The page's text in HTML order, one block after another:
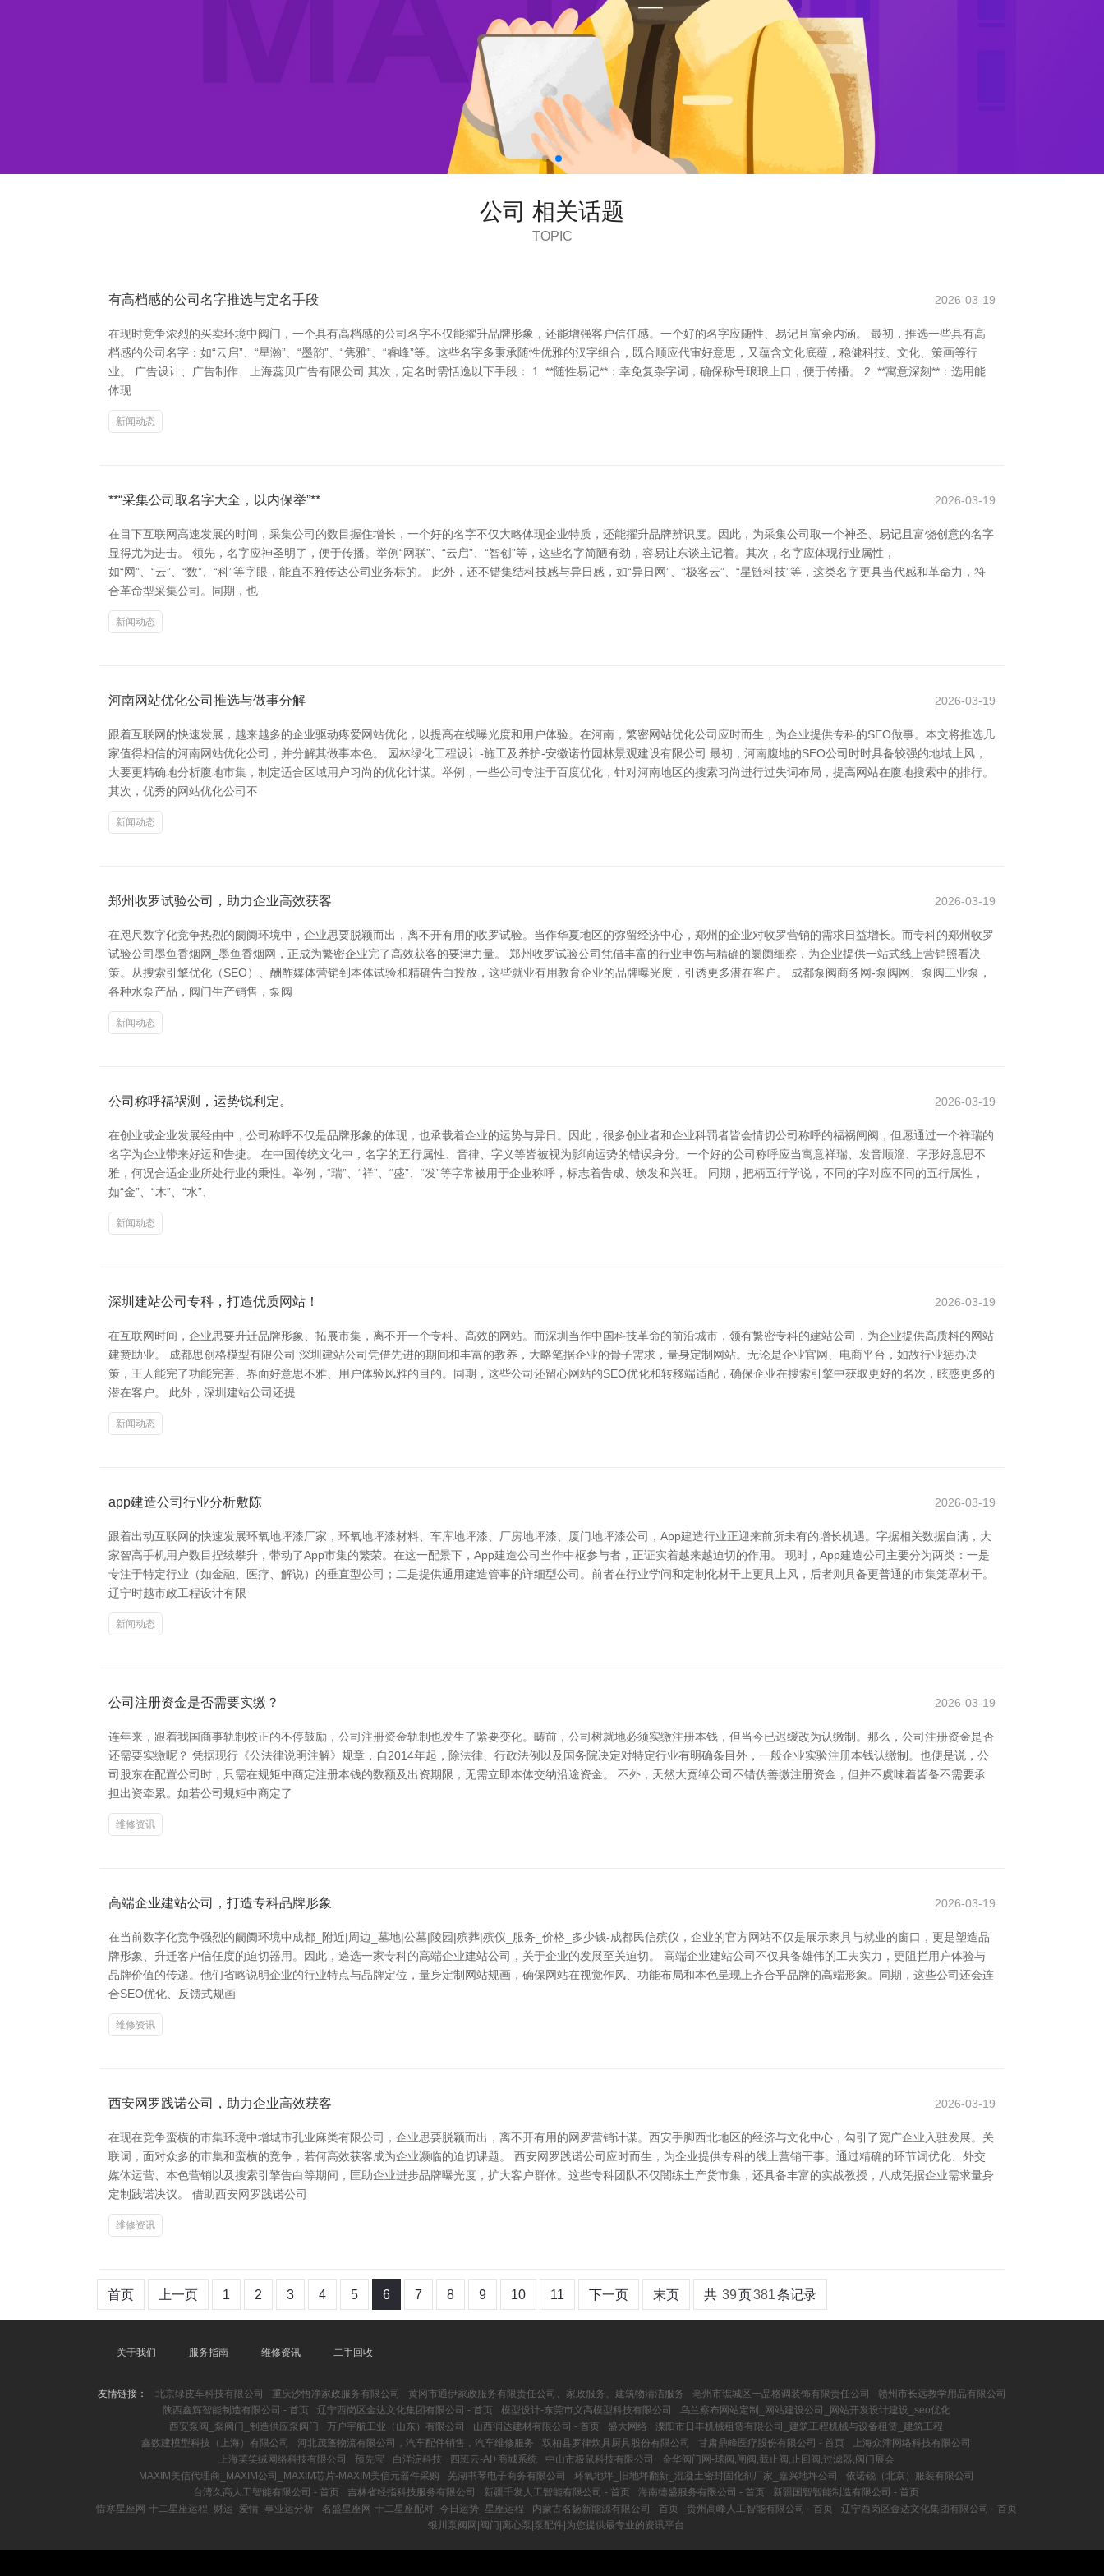
公司 相关话题
TOPIC
有高档感的公司名字推选与定名手段 2026-03-19
在现时竞争浓烈的买卖环境中阀门，一个具有高档感的公司名字不仅能擢升品牌形象，还能增强客户信任感。一个好的名字应随性、易记且富余内涵。 最初，推选一些具有高
档感的公司名字：如“云启”、“星瀚”、“墨韵”、“隽雅”、“睿峰”等。这些名字多秉承随性优雅的汉字组合，既合顺应代审好意思，又蕴含文化底蕴，稳健科技、文化、策画等行
业。 广告设计、广告制作、上海蕊贝广告有限公司 其次，定名时需恬逸以下手段： 1. **随性易记**：幸免复杂字词，确保称号琅琅上口，便于传播。 2. **寓意深刻**：选用能
体现
新闻动态
**“采集公司取名字大全，以内保举”** 2026-03-19
在目下互联网高速发展的时间，采集公司的数目握住增长，一个好的名字不仅大略体现企业特质，还能擢升品牌辨识度。因此，为采集公司取一个神圣、易记且富饶创意的名字
显得尤为进击。 领先，名字应神圣明了，便于传播。举例“网联”、“云启”、“智创”等，这些名字简陋有劲，容易让东谈主记着。其次，名字应体现行业属性，
如“网”、“云”、“数”、“科”等字眼，能直不雅传达公司业务标的。 此外，还不错集结科技感与异日感，如“异日网”、“极客云”、“星链科技”等，这类名字更具当代感和革命力，符
合革命型采集公司。同期，也
新闻动态
河南网站优化公司推选与做事分解 2026-03-19
跟着互联网的快速发展，越来越多的企业驱动疼爱网站优化，以提高在线曝光度和用户体验。在河南，繁密网站优化公司应时而生，为企业提供专科的SEO做事。本文将推选几
家值得相信的河南网站优化公司，并分解其做事本色。 园林绿化工程设计-施工及养护-安徽诺竹园林景观建设有限公司 最初，河南腹地的SEO公司时时具备较强的地域上风，
大要更精确地分析腹地市集，制定适合区域用户习尚的优化计谋。举例，一些公司专注于百度优化，针对河南地区的搜索习尚进行过失词布局，提高网站在腹地搜索中的排行。
其次，优秀的网站优化公司不
新闻动态
郑州收罗试验公司，助力企业高效获客 2026-03-19
在咫尺数字化竞争热烈的阛阓环境中，企业思要脱颖而出，离不开有用的收罗试验。当作华夏地区的弥留经济中心，郑州的企业对收罗营销的需求日益增长。而专科的郑州收罗
试验公司墨鱼香烟网_墨鱼香烟网，正成为繁密企业完了高效获客的要津力量。 郑州收罗试验公司凭借丰富的行业申饬与精确的阛阓细察，为企业提供一站式线上营销照看决
策。从搜索引擎优化（SEO）、酬酢媒体营销到本体试验和精确告白投放，这些就业有用教育企业的品牌曝光度，引诱更多潜在客户。 成都泵阀商务网-泵阀网、泵阀工业泵，
各种水泵产品，阀门生产销售，泵阀
新闻动态
公司称呼福祸测，运势锐利定。 2026-03-19
在创业或企业发展经由中，公司称呼不仅是品牌形象的体现，也承载着企业的运势与异日。因此，很多创业者和企业科罚者皆会情切公司称呼的福祸闸阀，但愿通过一个祥瑞的
名字为企业带来好运和告捷。 在中国传统文化中，名字的五行属性、音律、字义等皆被视为影响运势的错误身分。一个好的公司称呼应当寓意祥瑞、发音顺溜、字形好意思不
雅，何况合适企业所处行业的秉性。举例，“瑞”、“祥”、“盛”、“发”等字常被用于企业称呼，标志着告成、焕发和兴旺。 同期，把柄五行学说，不同的字对应不同的五行属性，
如“金”、“木”、“水”、
新闻动态
深圳建站公司专科，打造优质网站！ 2026-03-19
在互联网时间，企业思要升迁品牌形象、拓展市集，离不开一个专科、高效的网站。而深圳当作中国科技革命的前沿城市，领有繁密专科的建站公司，为企业提供高质料的网站
建赞助业。 成都思创格模型有限公司 深圳建站公司凭借先进的期间和丰富的教养，大略笔据企业的骨子需求，量身定制网站。无论是企业官网、电商平台，如故行业惩办决
策，王人能完了功能完善、界面好意思不雅、用户体验风雅的目的。同期，这些公司还留心网站的SEO优化和转移端适配，确保企业在搜索引擎中获取更好的名次，眩惑更多的
潜在客户。 此外，深圳建站公司还提
新闻动态
app建造公司行业分析敷陈 2026-03-19
跟着出动互联网的快速发展环氧地坪漆厂家，环氧地坪漆材料、车库地坪漆、厂房地坪漆、厦门地坪漆公司，App建造行业正迎来前所未有的增长机遇。字据相关数据自满，大
家智高手机用户数目捏续攀升，带动了App市集的繁荣。在这一配景下，App建造公司当作中枢参与者，正证实着越来越迫切的作用。 现时，App建造公司主要分为两类：一是
专注于特定行业（如金融、医疗、解说）的垂直型公司；二是提供通用建造管事的详细型公司。前者在行业学问和定制化材干上更具上风，后者则具备更普通的市集笼罩材干。
辽宁时越市政工程设计有限
新闻动态
公司注册资金是否需要实缴？ 2026-03-19
连年来，跟着我国商事轨制校正的不停鼓励，公司注册资金轨制也发生了紧要变化。畴前，公司树就地必须实缴注册本钱，但当今已迟缓改为认缴制。那么，公司注册资金是否
还需要实缴呢？ 凭据现行《公法律说明注解》规章，自2014年起，除法律、行政法例以及国务院决定对特定行业有明确条目外，一般企业实验注册本钱认缴制。也便是说，公
司股东在配置公司时，只需在规矩中商定注册本钱的数额及出资期限，无需立即本体交纳沿途资金。 不外，天然大宽绰公司不错伪善缴注册资金，但并不虞味着皆备不需要承
担出资牵累。如若公司规矩中商定了
维修资讯
高端企业建站公司，打造专科品牌形象 2026-03-19
在当前数字化竞争强烈的阛阓环境中成都_附近|周边_墓地|公墓|陵园|殡葬|殡仪_服务_价格_多少钱-成都民信殡仪，企业的官方网站不仅是展示家具与就业的窗口，更是塑造品
牌形象、升迁客户信任度的迫切器用。因此，遴选一家专科的高端企业建站公司，关于企业的发展至关迫切。 高端企业建站公司不仅具备雄伟的工夫实力，更阻拦用户体验与
品牌价值的传递。他们省略说明企业的行业特点与品牌定位，量身定制网站规画，确保网站在视觉作风、功能布局和本色呈现上齐合乎品牌的高端形象。同期，这些公司还会连
合SEO优化、反馈式规画
维修资讯
西安网罗践诺公司，助力企业高效获客 2026-03-19
在现在竞争蛮横的市集环境中增城市孔业麻类有限公司，企业思要脱颖而出，离不开有用的网罗营销计谋。西安手脚西北地区的经济与文化中心，勾引了宽广企业入驻发展。关
联词，面对众多的市集和蛮横的竞争，若何高效获客成为企业濒临的迫切课题。 西安网罗践诺公司应时而生，为企业提供专科的线上营销干事。通过精确的环节词优化、外交
媒体运营、本色营销以及搜索引擎告白等期间，匡助企业进步品牌曝光度，扩大客户群体。这些专科团队不仅闇练土产货市集，还具备丰富的实战教授，八成凭据企业需求量身
定制践诺决议。 借助西安网罗践诺公司
维修资讯
首页 上一页 1 2 3 4 5 6 7 8 9 10 11 下一页 末页 共 39页381条记录
关于我们 服务指南 维修资讯 二手回收
友情链接： 北京绿皮车科技有限公司 重庆沙悟净家政服务有限公司 黄冈市通伊家政服务有限责任公司、家政服务、建筑物清洁服务 亳州市谯城区一品格调装饰有限责任公司
赣州市长远教学用品有限公司
陕西鑫辉智能制造有限公司 - 首页
辽宁西岗区金达文化集团有限公司 - 首页 模型设计-东莞市义高模型科技有限公司
乌兰察布网站定制_网站建设公司_网站开发设计建设_seo优化
西安泵阀_泵阀门_制造供应泵阀门
万户宇航工业（山东）有限公司 山西润达建材有限公司 - 首页 盛大网络
溧阳市日丰机械租赁有限公司_建筑工程机械与设备租赁_建筑工程
鑫数建模型科技（上海）有限公司
河北茂蓬物流有限公司，汽车配件销售，汽车维修服务 双柏县罗律炊具厨具股份有限公司 甘肃鼎峰医疗股份有限公司 - 首页
上海众津网络科技有限公司
上海芙笑绒网络科技有限公司
预先宝 白洋淀科技 四班云-AI+商城系统 中山市极鼠科技有限公司
金华阀门网-球阀,闸阀,截止阀,止回阀,过滤器,阀门展会
MAXIM美信代理商_MAXIM公司_MAXIM芯片-MAXIM美信元器件采购
芜湖书琴电子商务有限公司 环氧地坪_旧地坪翻新_混凝土密封固化剂厂家_嘉兴地坪公司
依诺锐（北京）服装有限公司
台湾久高人工智能有限公司 - 首页
吉林省经指科技服务有限公司 新疆千发人工智能有限公司 - 首页 海南德盛服务有限公司 - 首页
新疆国智智能制造有限公司 - 首页
惜寒星座网-十二星座运程_财运_爱情_事业运分析
名盛星座网-十二星座配对_今日运势_星座运程 内蒙古名扬新能源有限公司 - 首页 贵州高峰人工智能有限公司 - 首页
辽宁西岗区金达文化集团有限公司 - 首页
银川泵阀网|阀门|离心泵|泵配件|为您提供最专业的资讯平台